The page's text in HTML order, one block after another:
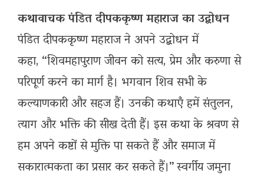
कथावाचक पंडित दीपककृष्ण महाराज का उद्बोधन
पंडित दीपककृष्ण महाराज ने अपने उद्बोधन में
कहा, “शिवमहापुराण जीवन को सत्य, प्रेम और करुणा से
परिपूर्ण करने का मार्ग है। भगवान शिव सभी के
कल्याणकारी और सहज हैं। उनकी कथाएँ हमें संतुलन,
त्याग और भक्ति की सीख देती हैं। इस कथा के श्रवण से
हम अपने कष्टों से मुक्ति पा सकते हैं और समाज में
सकारात्मकता का प्रसार कर सकते हैं।” स्वर्गीय जमुना